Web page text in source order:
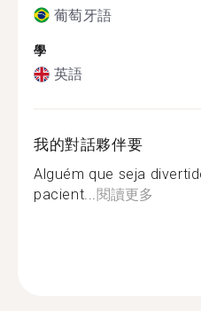
葡萄牙語
學
英語
我的對話夥伴要
Alguém que seja
pacient...閱讀更多